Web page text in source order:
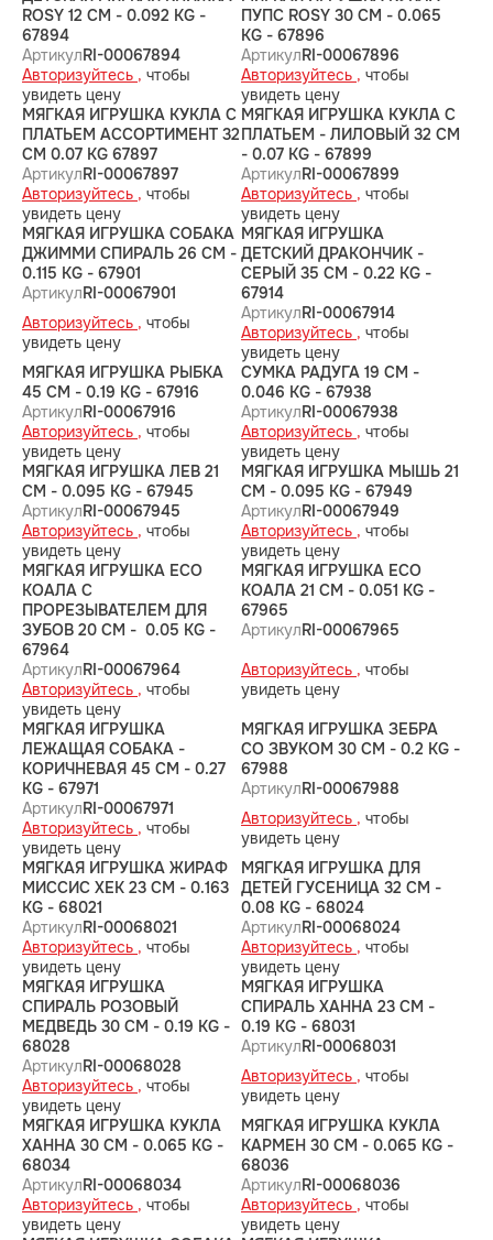
ROSY 12 CM - 0.092 KG -
67894
АртикулRI-00067894
Авторизуйтесь , чтобы
увидеть цену
ПУПС ROSY 30 CM - 0.065
KG - 67896
АртикулRI-00067896
Авторизуйтесь , чтобы
увидеть цену
МЯГКАЯ ИГРУШКА КУКЛА С
ПЛАТЬЕМ АССОРТИМЕНТ 32
CM 0.07 KG 67897
АртикулRI-00067897
Авторизуйтесь , чтобы
увидеть цену
МЯГКАЯ ИГРУШКА КУКЛА С
ПЛАТЬЕМ - ЛИЛОВЫЙ 32 CM
- 0.07 KG - 67899
АртикулRI-00067899
Авторизуйтесь , чтобы
увидеть цену
МЯГКАЯ ИГРУШКА СОБАКА
ДЖИММИ СПИРАЛЬ 26 CM -
0.115 KG - 67901
АртикулRI-00067901
Авторизуйтесь , чтобы
увидеть цену
МЯГКАЯ ИГРУШКА
ДЕТСКИЙ ДРАКОНЧИК -
СЕРЫЙ 35 CM - 0.22 KG -
67914
АртикулRI-00067914
Авторизуйтесь , чтобы
увидеть цену
МЯГКАЯ ИГРУШКА РЫБКА
45 CM - 0.19 KG - 67916
АртикулRI-00067916
Авторизуйтесь , чтобы
увидеть цену
СУМКА РАДУГА 19 CM -
0.046 KG - 67938
АртикулRI-00067938
Авторизуйтесь , чтобы
увидеть цену
МЯГКАЯ ИГРУШКА ЛЕВ 21
CM - 0.095 KG - 67945
АртикулRI-00067945
Авторизуйтесь , чтобы
увидеть цену
МЯГКАЯ ИГРУШКА МЫШЬ 21
CM - 0.095 KG - 67949
АртикулRI-00067949
Авторизуйтесь , чтобы
увидеть цену
МЯГКАЯ ИГРУШКА ECO
КОАЛА С
ПРОРЕЗЫВАТЕЛЕМ ДЛЯ
ЗУБОВ 20 CM - 0.05 KG -
67964
АртикулRI-00067964
Авторизуйтесь , чтобы
увидеть цену
МЯГКАЯ ИГРУШКА ECO
КОАЛА 21 CM - 0.051 KG -
67965
АртикулRI-00067965
Авторизуйтесь , чтобы
увидеть цену
МЯГКАЯ ИГРУШКА
ЛЕЖАЩАЯ СОБАКА -
КОРИЧНЕВАЯ 45 CM - 0.27
KG - 67971
АртикулRI-00067971
Авторизуйтесь , чтобы
увидеть цену
МЯГКАЯ ИГРУШКА ЗЕБРА
СО ЗВУКОМ 30 CM - 0.2 KG -
67988
АртикулRI-00067988
Авторизуйтесь , чтобы
увидеть цену
МЯГКАЯ ИГРУШКА ЖИРАФ
МИССИС ХЕК 23 CM - 0.163
KG - 68021
АртикулRI-00068021
Авторизуйтесь , чтобы
увидеть цену
МЯГКАЯ ИГРУШКА ДЛЯ
ДЕТЕЙ ГУСЕНИЦА 32 CM -
0.08 KG - 68024
АртикулRI-00068024
Авторизуйтесь , чтобы
увидеть цену
МЯГКАЯ ИГРУШКА
СПИРАЛЬ РОЗОВЫЙ
МЕДВЕДЬ 30 CM - 0.19 KG -
68028
АртикулRI-00068028
Авторизуйтесь , чтобы
увидеть цену
МЯГКАЯ ИГРУШКА
СПИРАЛЬ ХАННА 23 CM -
0.19 KG - 68031
АртикулRI-00068031
Авторизуйтесь , чтобы
увидеть цену
МЯГКАЯ ИГРУШКА КУКЛА
ХАННА 30 CM - 0.065 KG -
68034
АртикулRI-00068034
Авторизуйтесь , чтобы
увидеть цену
МЯГКАЯ ИГРУШКА КУКЛА
КАРМЕН 30 CM - 0.065 KG -
68036
АртикулRI-00068036
Авторизуйтесь , чтобы
увидеть цену